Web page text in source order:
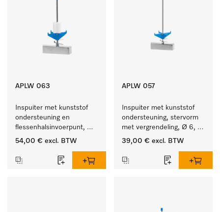
APLW 063
Inspuiter met kunststof
ondersteuning en
flessenhalsinvoerpunt,
ster, Ø 6, lengte 175 mm.
54,00 € excl. BTW
APLW 057
Inspuiter met kunststof
ondersteuning, stervorm
met vergrendeling, Ø 6,
lengte 275 mm.
39,00 € excl. BTW